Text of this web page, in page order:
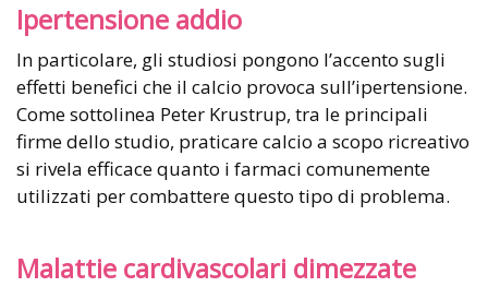
Ipertensione addio
In particolare, gli studiosi pongono l’accento sugli
effetti benefici che il calcio provoca sull’ipertensione.
Come sottolinea Peter Krustrup, tra le principali
firme dello studio, praticare calcio a scopo ricreativo
si rivela efficace quanto i farmaci comunemente
utilizzati per combattere questo tipo di problema.
Malattie cardivascolari dimezzate